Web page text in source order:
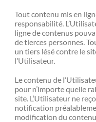
Tout contenu mis en
responsabilité.
ligne de contenus
de tierces personnes.
un tiers lésé contre le
l’Utilisateur.
Le contenu de
pour n’importe quelle
site. L’Utilisateur ne
notification
modification du